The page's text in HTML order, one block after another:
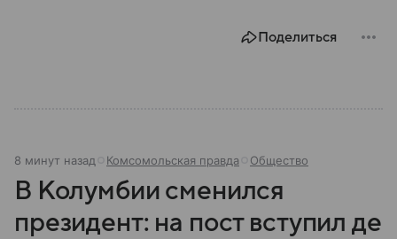
Поделиться
8 минут назад Комсомольская правда Общество
В Колумбии сменился
президент: на пост вступил де